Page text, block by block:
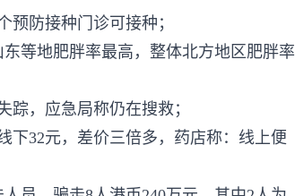
预防接种门诊可接种；
等地肥胖率最高，整体北方地区肥胖率
踪，应急局称仍在搜救；
下32元，差价三倍多，药店称：线上便